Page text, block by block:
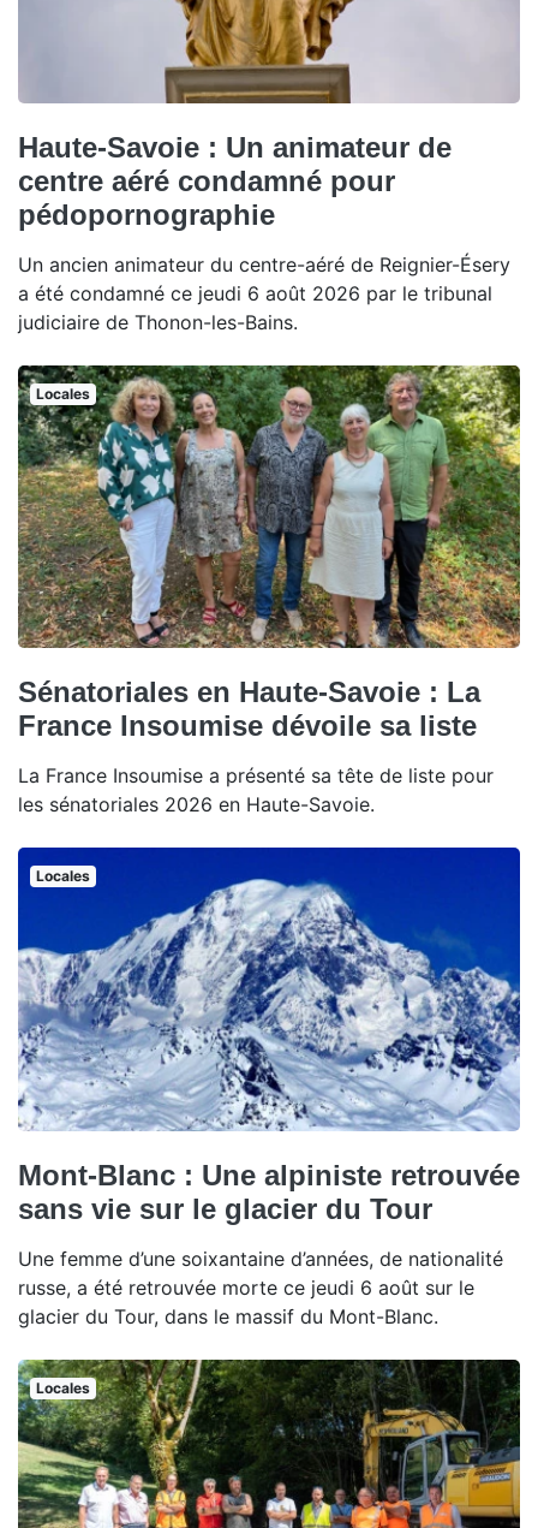
Haute-Savoie : Un animateur de
centre aéré condamné pour
pédopornographie
Un ancien animateur du centre-aéré de Reignier-Ésery
a été condamné ce jeudi 6 août 2026 par le tribunal
judiciaire de Thonon-les-Bains.
Locales
Sénatoriales en Haute-Savoie : La
France Insoumise dévoile sa liste
La France Insoumise a présenté sa tête de liste pour
les sénatoriales 2026 en Haute-Savoie.
Locales
Mont-Blanc : Une alpiniste retrouvée
sans vie sur le glacier du Tour
Une femme d’une soixantaine d’années, de nationalité
russe, a été retrouvée morte ce jeudi 6 août sur le
glacier du Tour, dans le massif du Mont-Blanc.
Locales